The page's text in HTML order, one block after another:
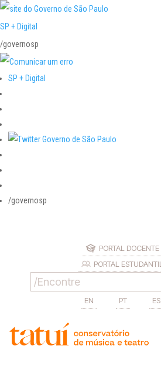
SP + Digital
/governosp
SP + Digital
/governosp
PORTAL DOCENTE
PORTAL ESTUDANTIL
EN PT ES